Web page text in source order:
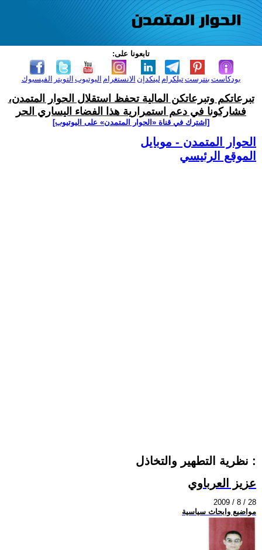
تابعونا على:
الفيسبوك التويتر اليوتيوب الانستغرام لينكدإن تيلكرامبنترست بودكاست
تبرعاتكم وتبرعاتكن المالية تحفظ استقلال الحوار المتمدن،
فشاركونا في دعم استمرارية هذا الفضاء اليساري الحر
[اشترك في قناة ‫«الحوار المتمدن» على اليوتيوب]
الحوار المتمدن - موبايل
الموقع الرئيسي
نظرية التطهير والتخاذل :
عزيز العرباوي
2009 / 8 / 28
مواضيع وابحاث سياسية